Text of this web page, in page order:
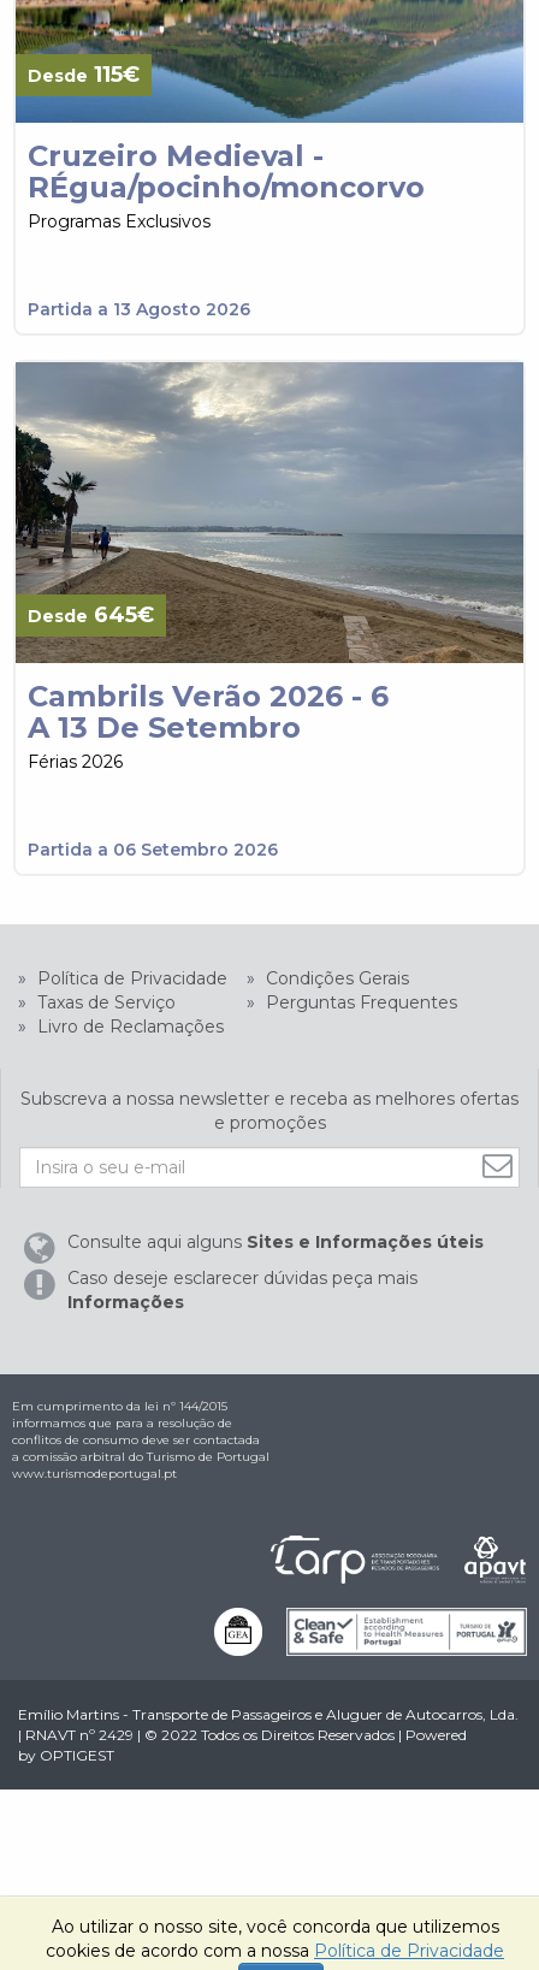
Desde 115€
Cruzeiro Medieval -
RÉgua/pocinho/moncorvo
Programas Exclusivos
Partida a 13 Agosto 2026
Desde 645€
Cambrils Verão 2026 - 6
A 13 De Setembro
Férias 2026
Partida a 06 Setembro 2026
» Política de Privacidade »
Condições Gerais
» Taxas de Serviço »
Perguntas Frequentes
»
Livro de Reclamações
Subscreva a nossa newsletter e receba as melhores ofertas
e promoções
Consulte aqui alguns Sites e Informações úteis
Caso deseje esclarecer dúvidas peça mais
Informações
Em cumprimento da lei nº 144/2015
informamos que para a resolução de
conflitos de consumo deve ser contactada
a comissão arbitral do Turismo de Portugal
www.turismodeportugal.pt
Emílio Martins - Transporte de Passageiros e Aluguer de Autocarros, Lda.
| RNAVT nº 2429 | © 2022 Todos os Direitos Reservados | Powered
by OPTIGEST
Ao utilizar o nosso site, você concorda que utilizemos
cookies de acordo com a nossa Política de Privacidade